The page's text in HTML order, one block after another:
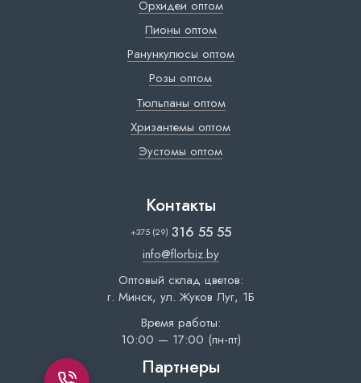
Орхидеи оптом
Пионы оптом
Ранункулюсы оптом
Розы оптом
Тюльпаны оптом
Хризантемы оптом
Эустомы оптом
Контакты
+375 (29) 316 55 55
info@florbiz.by
Оптовый склад цветов:
г. Минск, ул. Жуков Луг, 1Б
Время работы:
10:00 — 17:00 (пн-пт)
Партнеры